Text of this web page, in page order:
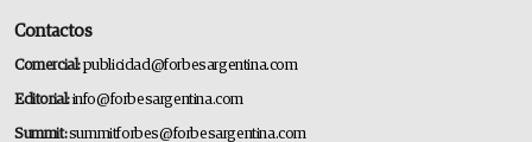
Contactos
Comercial:publicidad@forbesargentina.com
Editorial:info@forbesargentina.com
Summit:summitforbes@forbesargentina.com